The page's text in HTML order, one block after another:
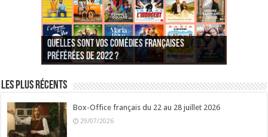
Quelles sont vos comédies françaises
préférées de 2022 ?
Quel est votre personnage préféré du Père
Noël est une ordure ?
Quelles sont vos comédies françaises
préférées de 2021 ?
Quel est votre « Gendarme » préféré ?
Quels sont vos 3 comédies de Jean-Marie Poiré
préférées ?
Quel est votre « Tati » préféré ?
Quel est votre « bronzé » préféré ?
Les plus récents
Box-Office français du 22 au 28 juillet 2026
29/07/2026